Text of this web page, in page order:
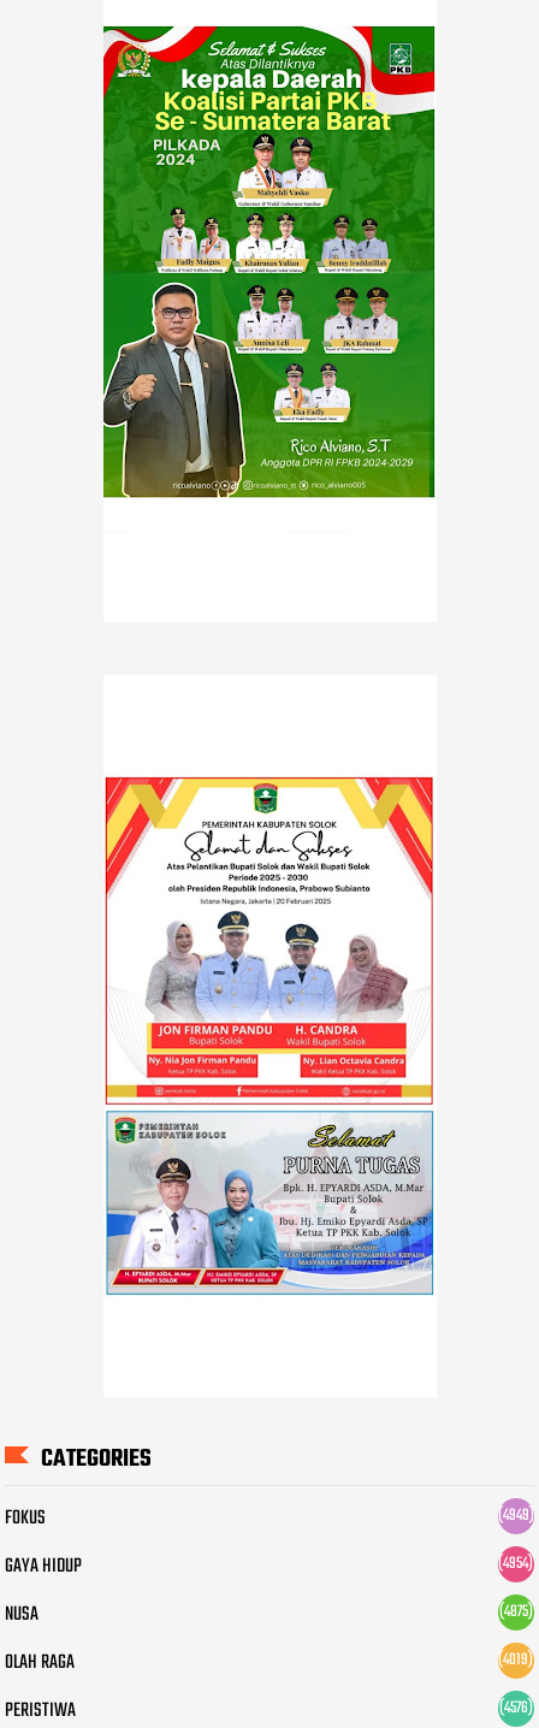
CATEGORIES
FOKUS (4949)
GAYA HIDUP (4954)
NUSA (4875)
OLAH RAGA (4019)
PERISTIWA (4576)